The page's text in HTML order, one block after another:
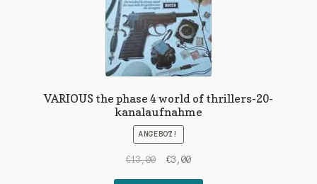
VARIOUS the phase 4 world of thrillers-20-
kanalaufnahme
ANGEBOT!
€13,00
Ursprünglicher
€3,00Aktueller